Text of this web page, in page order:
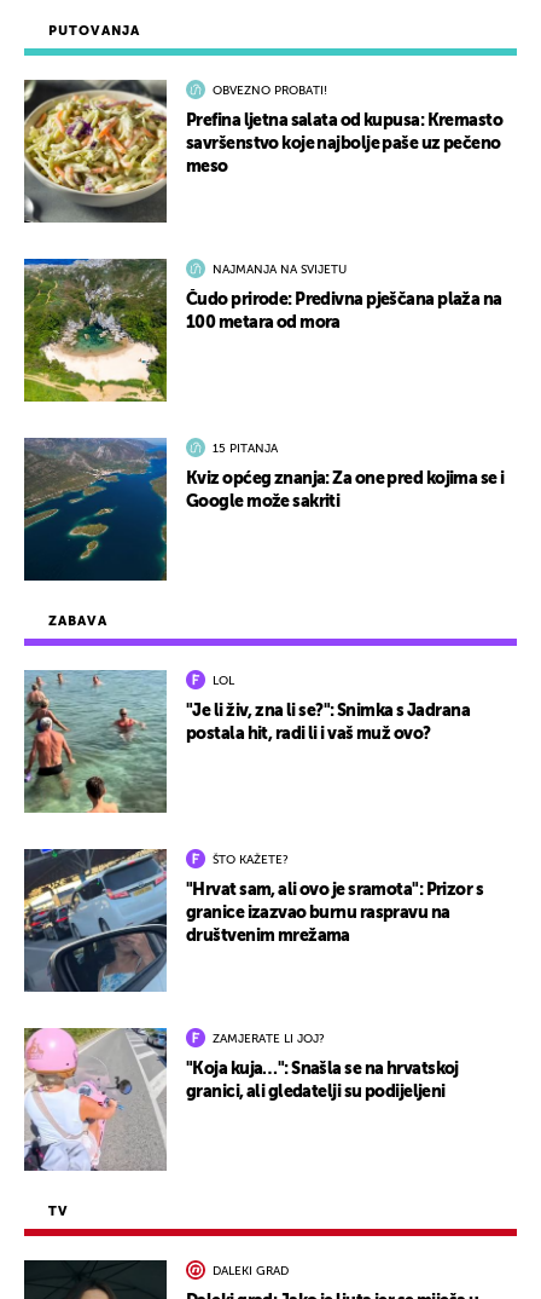
ZABAVA
LOL
"Je li živ, zna li se?": Snimka s Jadrana
postala hit, radi li i vaš muž ovo?
ŠTO KAŽETE?
"Hrvat sam, ali ovo je sramota": Prizor s
granice izazvao burnu raspravu na
društvenim mrežama
ZAMJERATE LI JOJ?
"Koja kuja…": Snašla se na hrvatskoj
granici, ali gledatelji su podijeljeni
TV
DALEKI GRAD
PUTOVANJA
OBVEZNO PROBATI!
Prefina ljetna salata od kupusa: Kremasto
savršenstvo koje najbolje paše uz pečeno
meso
NAJMANJA NA SVIJETU
Čudo prirode: Predivna pješčana plaža na
100 metara od mora
15 PITANJA
Kviz općeg znanja: Za one pred kojima se i
Google može sakriti